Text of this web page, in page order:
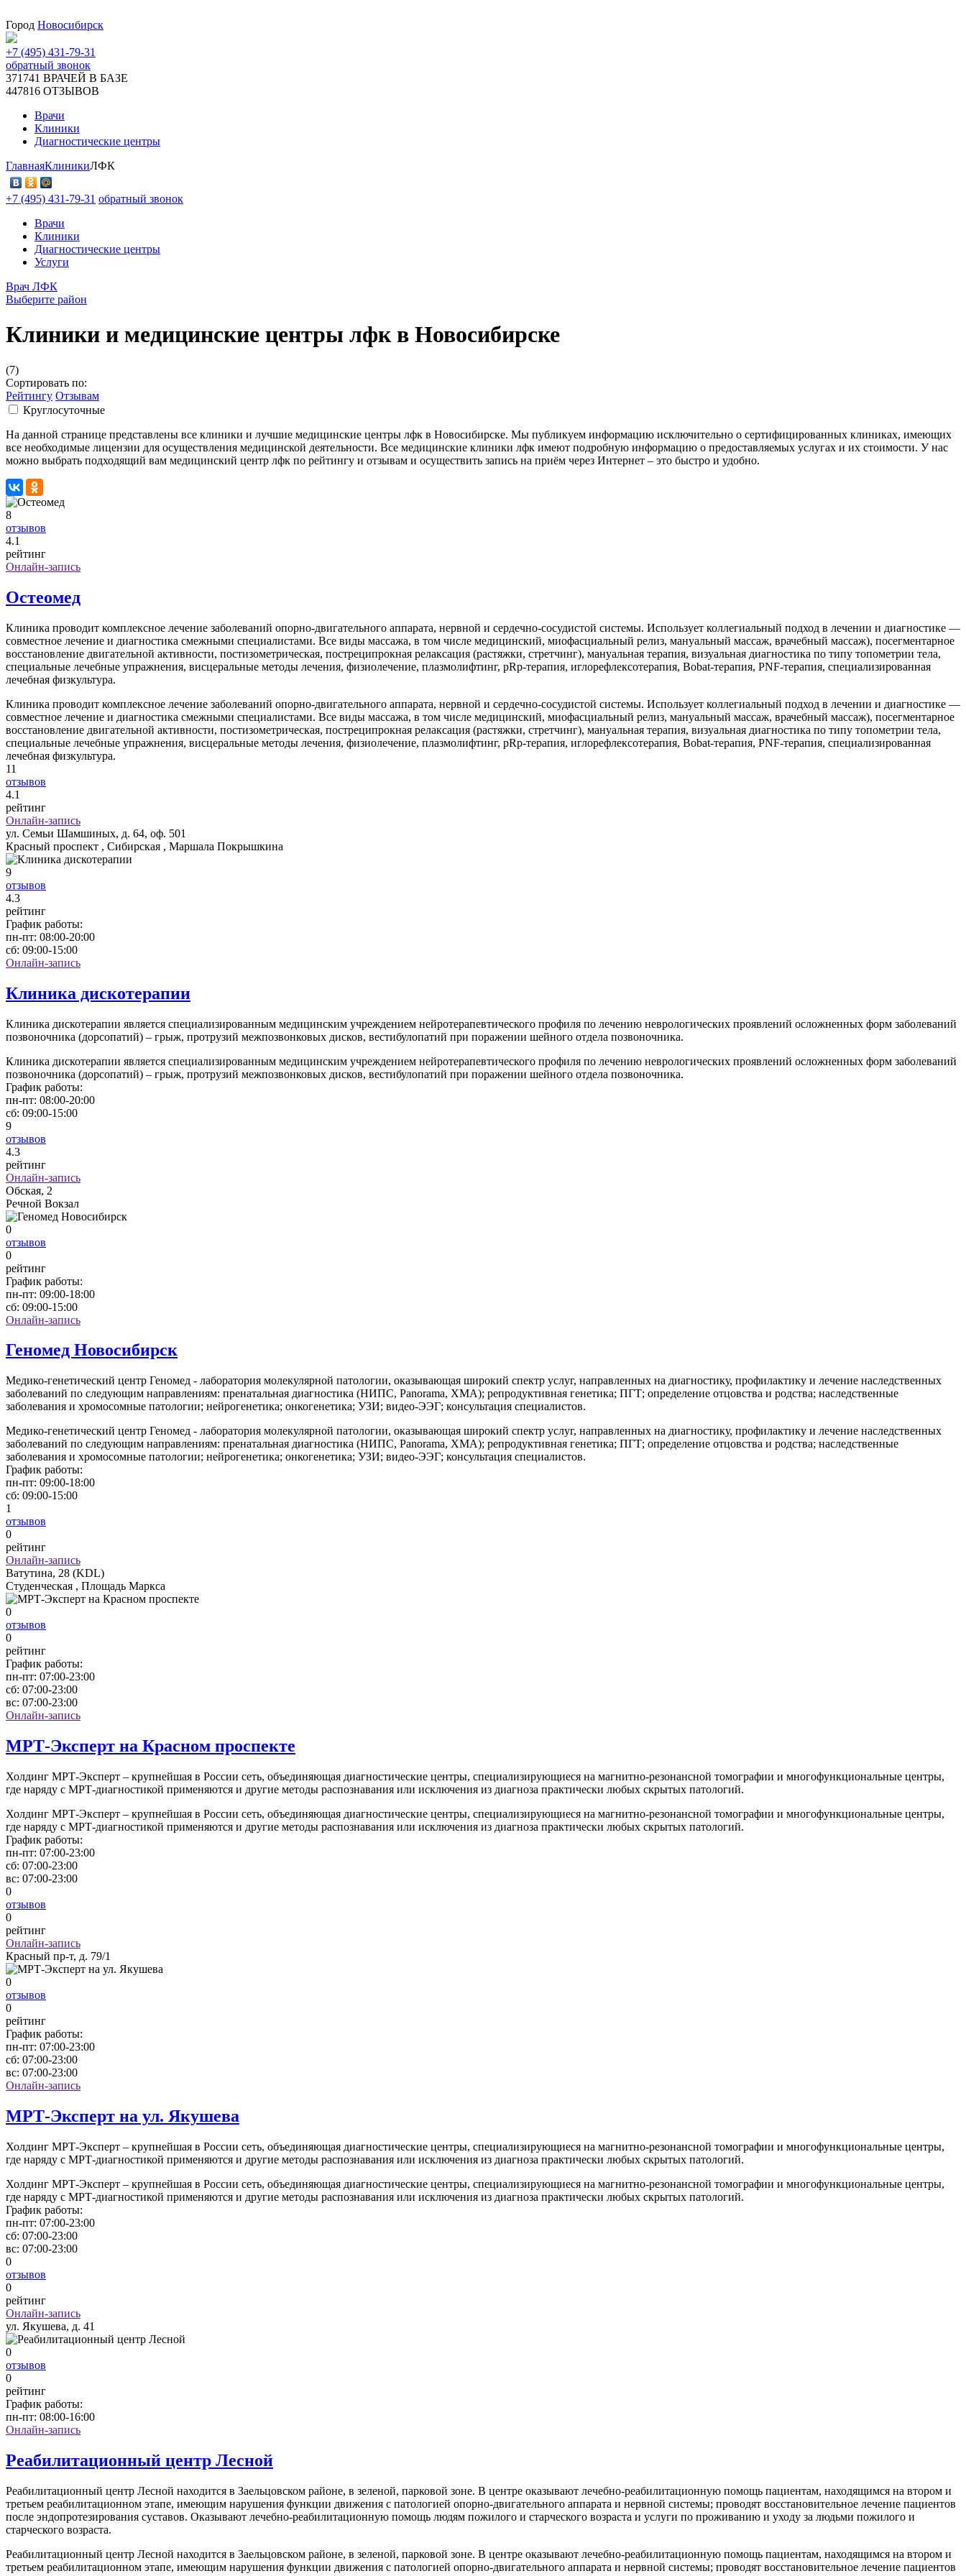
Город Новосибирск
+7 (495) 431-79-31
обратный звонок
371741 ВРАЧЕЙ В БАЗЕ
447816 ОТЗЫВОВ
Врачи
Клиники
Диагностические центры
ГлавнаяКлиникиЛФК
+7 (495) 431-79-31 обратный звонок
Врачи
Клиники
Диагностические центры
Услуги
Врач ЛФК
Выберите район
Клиники и медицинские центры лфк в Новосибирске
(7)
Сортировать по:
Рейтингу Отзывам
Круглосуточные
На данной странице представлены все клиники и лучшие медицинские центры лфк в Новосибирске. Мы публикуем информацию исключительно о сертифицированных клиниках, имеющих
все необходимые лицензии для осуществления медицинской деятельности. Все медицинские клиники лфк имеют подробную информацию о предоставляемых услугах и их стоимости. У нас
можно выбрать подходящий вам медицинский центр лфк по рейтингу и отзывам и осуществить запись на приём через Интернет – это быстро и удобно.
8
отзывов
4.1
рейтинг
Онлайн-запись
Остеомед
Клиника проводит комплексное лечение заболеваний опорно-двигательного аппарата, нервной и сердечно-сосудистой системы. Использует коллегиальный подход в лечении и диагностике —
cовместное лечение и диагностика смежными специалистами. Все виды массажа, в том числе медицинский, миофасциальный релиз, мануальный массаж, врачебный массаж), посегментарное
восстановление двигательной активности, постизометрическая, постреципрокная релаксация (растяжки, стретчинг), мануальная терапия, визуальная диагностика по типу топометрии тела,
специальные лечебные упражнения, висцеральные методы лечения, физиолечение, плазмолифтинг, pRp-терапия, иглорефлексотерапия, Bobat-терапия, PNF-терапия, специализированная
лечебная физкультура.
Клиника проводит комплексное лечение заболеваний опорно-двигательного аппарата, нервной и сердечно-сосудистой системы. Использует коллегиальный подход в лечении и диагностике —
cовместное лечение и диагностика смежными специалистами. Все виды массажа, в том числе медицинский, миофасциальный релиз, мануальный массаж, врачебный массаж), посегментарное
восстановление двигательной активности, постизометрическая, постреципрокная релаксация (растяжки, стретчинг), мануальная терапия, визуальная диагностика по типу топометрии тела,
специальные лечебные упражнения, висцеральные методы лечения, физиолечение, плазмолифтинг, pRp-терапия, иглорефлексотерапия, Bobat-терапия, PNF-терапия, специализированная
лечебная физкультура.
11
отзывов
4.1
рейтинг
Онлайн-запись
ул. Семьи Шамшиных, д. 64, оф. 501
Красный проспект , Сибирская , Маршала Покрышкина
9
отзывов
4.3
рейтинг
График работы:
пн-пт: 08:00-20:00
сб: 09:00-15:00
Онлайн-запись
Клиника дискотерапии
Клиника дискотерапии является специализированным медицинским учреждением нейротерапевтического профиля по лечению неврологических проявлений осложненных форм заболеваний
позвоночника (дорсопатий) – грыж, протрузий межпозвонковых дисков, вестибулопатий при поражении шейного отдела позвоночника.
Клиника дискотерапии является специализированным медицинским учреждением нейротерапевтического профиля по лечению неврологических проявлений осложненных форм заболеваний
позвоночника (дорсопатий) – грыж, протрузий межпозвонковых дисков, вестибулопатий при поражении шейного отдела позвоночника.
График работы:
пн-пт: 08:00-20:00
сб: 09:00-15:00
9
отзывов
4.3
рейтинг
Онлайн-запись
Обская, 2
Речной Вокзал
0
отзывов
0
рейтинг
График работы:
пн-пт: 09:00-18:00
сб: 09:00-15:00
Онлайн-запись
Геномед Новосибирск
Медико-генетический центр Геномед - лаборатория молекулярной патологии, оказывающая широкий спектр услуг, направленных на диагностику, профилактику и лечение наследственных
заболеваний по следующим направлениям: пренатальная диагностика (НИПС, Panorama, ХМА); репродуктивная генетика; ПГТ; определение отцовства и родства; наследственные
заболевания и хромосомные патологии; нейрогенетика; онкогенетика; УЗИ; видео-ЭЭГ; консультация специалистов.
Медико-генетический центр Геномед - лаборатория молекулярной патологии, оказывающая широкий спектр услуг, направленных на диагностику, профилактику и лечение наследственных
заболеваний по следующим направлениям: пренатальная диагностика (НИПС, Panorama, ХМА); репродуктивная генетика; ПГТ; определение отцовства и родства; наследственные
заболевания и хромосомные патологии; нейрогенетика; онкогенетика; УЗИ; видео-ЭЭГ; консультация специалистов.
График работы:
пн-пт: 09:00-18:00
сб: 09:00-15:00
1
отзывов
0
рейтинг
Онлайн-запись
Ватутина, 28 (KDL)
Студенческая , Площадь Маркса
0
отзывов
0
рейтинг
График работы:
пн-пт: 07:00-23:00
сб: 07:00-23:00
вс: 07:00-23:00
Онлайн-запись
МРТ-Эксперт на Красном проспекте
Холдинг МРТ-Эксперт – крупнейшая в России сеть, объединяющая диагностические центры, специализирующиеся на магнитно-резонансной томографии и многофункциональные центры,
где наряду с МРТ-диагностикой применяются и другие методы распознавания или исключения из диагноза практически любых скрытых патологий.
Холдинг МРТ-Эксперт – крупнейшая в России сеть, объединяющая диагностические центры, специализирующиеся на магнитно-резонансной томографии и многофункциональные центры,
где наряду с МРТ-диагностикой применяются и другие методы распознавания или исключения из диагноза практически любых скрытых патологий.
График работы:
пн-пт: 07:00-23:00
сб: 07:00-23:00
вс: 07:00-23:00
0
отзывов
0
рейтинг
Онлайн-запись
Красный пр-т, д. 79/1
0
отзывов
0
рейтинг
График работы:
пн-пт: 07:00-23:00
сб: 07:00-23:00
вс: 07:00-23:00
Онлайн-запись
МРТ-Эксперт на ул. Якушева
Холдинг МРТ-Эксперт – крупнейшая в России сеть, объединяющая диагностические центры, специализирующиеся на магнитно-резонансной томографии и многофункциональные центры,
где наряду с МРТ-диагностикой применяются и другие методы распознавания или исключения из диагноза практически любых скрытых патологий.
Холдинг МРТ-Эксперт – крупнейшая в России сеть, объединяющая диагностические центры, специализирующиеся на магнитно-резонансной томографии и многофункциональные центры,
где наряду с МРТ-диагностикой применяются и другие методы распознавания или исключения из диагноза практически любых скрытых патологий.
График работы:
пн-пт: 07:00-23:00
сб: 07:00-23:00
вс: 07:00-23:00
0
отзывов
0
рейтинг
Онлайн-запись
ул. Якушева, д. 41
0
отзывов
0
рейтинг
График работы:
пн-пт: 08:00-16:00
Онлайн-запись
Реабилитационный центр Лесной
Реабилитационный центр Лесной находится в Заельцовском районе, в зеленой, парковой зоне. В центре оказывают лечебно-реабилитационную помощь пациентам, находящимся на втором и
третьем реабилитационном этапе, имеющим нарушения функции движения с патологией опорно-двигательного аппарата и нервной системы; проводят восстановительное лечение пациентов
после эндопротезирования суставов. Оказывают лечебно-реабилитационную помощь людям пожилого и старческого возраста и услуги по проживанию и уходу за людьми пожилого и
старческого возраста.
Реабилитационный центр Лесной находится в Заельцовском районе, в зеленой, парковой зоне. В центре оказывают лечебно-реабилитационную помощь пациентам, находящимся на втором и
третьем реабилитационном этапе, имеющим нарушения функции движения с патологией опорно-двигательного аппарата и нервной системы; проводят восстановительное лечение пациентов